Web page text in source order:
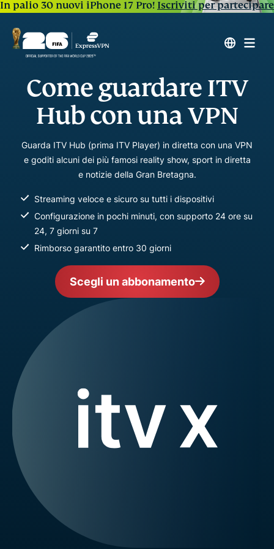
In palio 30 nuovi iPhone 17 Pro! Iscriviti per partecipare
Come guardare ITV
Hub con una VPN
Guarda ITV Hub (prima ITV Player) in diretta con una VPN
e goditi alcuni dei più famosi reality show, sport in diretta
e notizie della Gran Bretagna.
Streaming veloce e sicuro su tutti i dispositivi
Configurazione in pochi minuti, con supporto 24 ore su
24, 7 giorni su 7
Rimborso garantito entro 30 giorni
Scegli un abbonamento